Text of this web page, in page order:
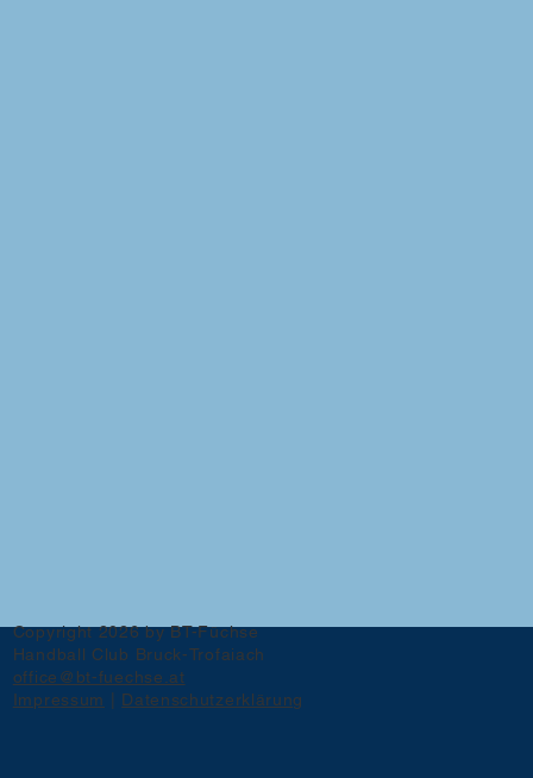
Copyright 2026 by BT-Füchse
Handball Club Bruck-Trofaiach
office@bt-fuechse.at
Impressum
Datenschutzerklärung